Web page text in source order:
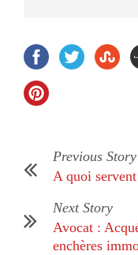
Previous Story
A quoi
Next Story
Avocat :
enchères